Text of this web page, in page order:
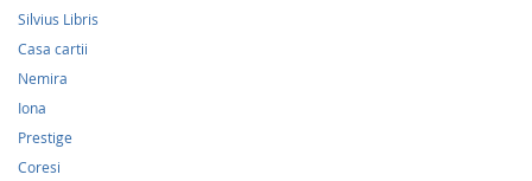
Silvius Libris
Casa cartii
Nemira
Iona
Prestige
Coresi